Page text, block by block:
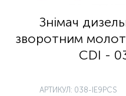
Знімач
зворотним
CDI -
АРТИКУЛ: 038-IE9PCS